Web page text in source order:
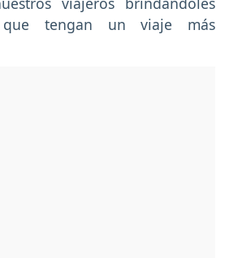
que tengan un viaje más